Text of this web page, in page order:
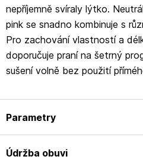
nepříjemně svíraly lýtko.
pink se snadno kombinuje s
Pro zachování vlastností a
doporučuje praní na šetrný
sušení volně bez použití
Parametry
Údržba obuvi